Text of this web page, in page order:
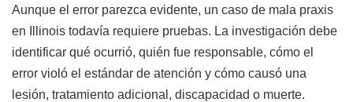
Aunque el error parezca evidente, un caso de mala praxis
en Illinois todavía requiere pruebas. La investigación debe
identificar qué ocurrió, quién fue responsable, cómo el
error violó el estándar de atención y cómo causó una
lesión, tratamiento adicional, discapacidad o muerte.